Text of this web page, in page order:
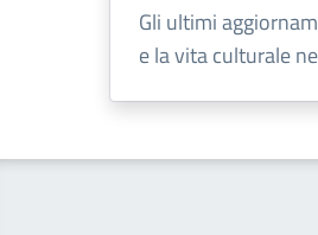
Gli ultimi
e la vita culturale